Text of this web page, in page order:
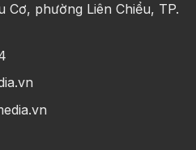
Cơ, phường Liên Chiểu, TP.